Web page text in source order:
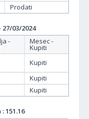
Prodati
03/2024
- Mesec -
Kupiti
Kupiti
Kupiti
Kupiti
151.16